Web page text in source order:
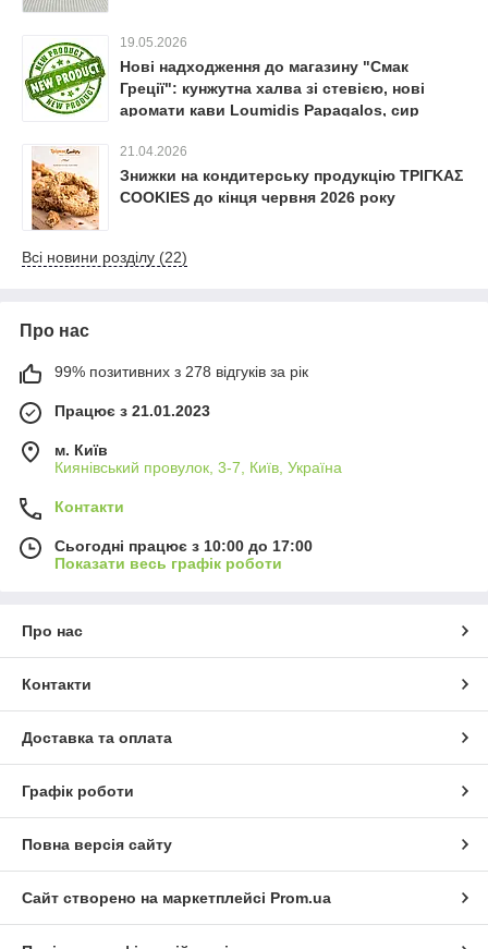
19.05.2026
Нові надходження до магазину "Смак
Греції": кунжутна халва зі стевією, нові
аромати кави Loumidis Papagalos, сир
21.04.2026
Знижки на кондитерську продукцію ΤΡΙΓΚΑΣ
COOKIES до кінця червня 2026 року
Всі новини розділу (22)
Про нас
99% позитивних з 278 відгуків за рік
Працює з 21.01.2023
м. Київ
Киянівський провулок, 3-7, Київ, Україна
Контакти
Сьогодні працює з 10:00 до 17:00
Показати весь графік роботи
Про нас
Контакти
Доставка та оплата
Графік роботи
Повна версія сайту
Сайт створено на маркетплейсі Prom.ua